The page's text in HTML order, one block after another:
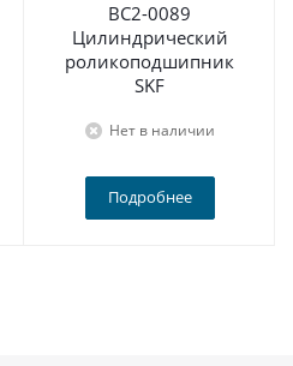
BC2-0089
Цилиндрический
роликоподшипник
SKF
Нет в наличии
Подробнее